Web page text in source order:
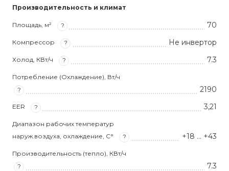
Производительность и климат
Площадь, м² ? 70
Компрессор ? Не инвертор
Холод, КВт/ч ? 7.3
Потребление (Охлаждение), Вт/ч
?
2190
EER ? 3,21
Диапазон рабочих температур
наруж.воздуха, охлаждение, С°
? +18 … +43
Производительность (тепло), КВт/ч
?
7.3